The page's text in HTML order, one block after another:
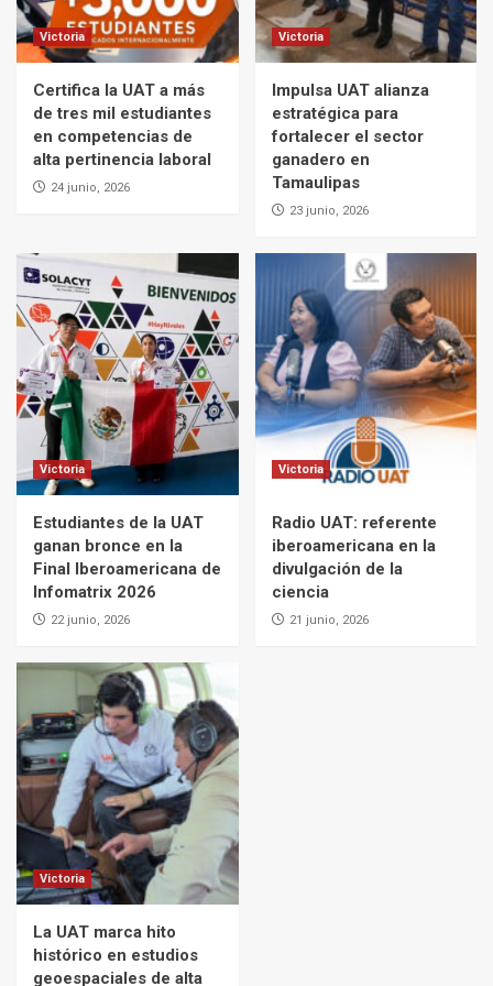
Victoria
Certifica la UAT a más
de tres mil estudiantes
en competencias de
alta pertinencia laboral
24 junio, 2026
Victoria
Impulsa UAT alianza
estratégica para
fortalecer el sector
ganadero en
Tamaulipas
23 junio, 2026
Victoria
Estudiantes de la UAT
ganan bronce en la
Final Iberoamericana de
Infomatrix 2026
22 junio, 2026
Victoria
Radio UAT: referente
iberoamericana en la
divulgación de la
ciencia
21 junio, 2026
Victoria
La UAT marca hito
histórico en estudios
geoespaciales de alta